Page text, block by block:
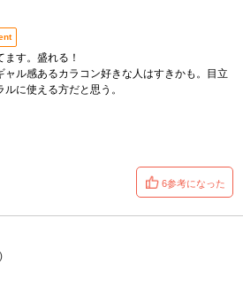
す。盛れる！
ル感あるカラコン好きな人はすきかも。目立
に使える方だと思う。
6参考になった